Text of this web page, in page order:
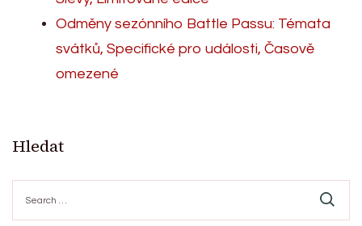
Odměny sezónního Battle Passu: Témata
svátků, Specifické pro události, Časově
omezené
Hledat
for: